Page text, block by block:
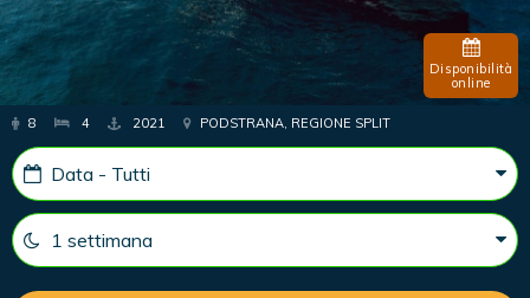
Disponibilità
online
8 4 2021 PODSTRANA, REGIONE SPLIT